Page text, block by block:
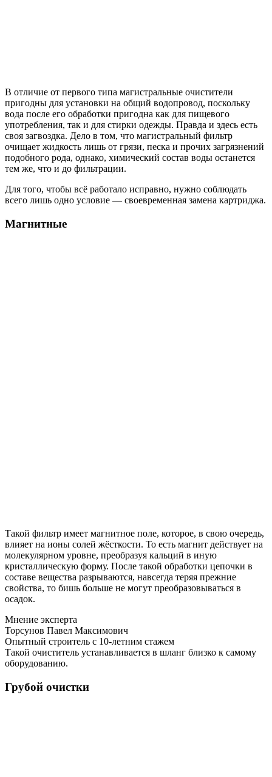
В отличие от первого типа магистральные очистители
пригодны для установки на общий водопровод, поскольку
вода после его обработки пригодна как для пищевого
употребления, так и для стирки одежды. Правда и здесь есть
своя загвоздка. Дело в том, что магистральный фильтр
очищает жидкость лишь от грязи, песка и прочих загрязнений
подобного рода, однако, химический состав воды останется
тем же, что и до фильтрации.
Для того, чтобы всё работало исправно, нужно соблюдать
всего лишь одно условие — своевременная замена картриджа.
Магнитные
Такой фильтр имеет магнитное поле, которое, в свою очередь,
влияет на ионы солей жёсткости. То есть магнит действует на
молекулярном уровне, преобразуя кальций в иную
кристаллическую форму. После такой обработки цепочки в
составе вещества разрываются, навсегда теряя прежние
свойства, то бишь больше не могут преобразовываться в
осадок.
Мнение эксперта
Торсунов Павел Максимович
Опытный строитель с 10-летним стажем
Такой очиститель устанавливается в шланг близко к самому
оборудованию.
Грубой очистки